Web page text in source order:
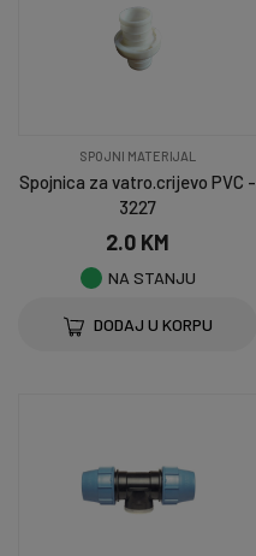
SPOJNI MATERIJAL
Spojnica za vatro.crijevo PVC -
3227
2.0 KM
NA STANJU
DODAJ U KORPU